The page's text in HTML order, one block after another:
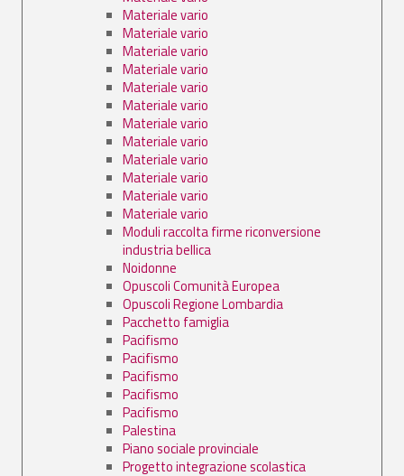
Materiale vario
Materiale vario
Materiale vario
Materiale vario
Materiale vario
Materiale vario
Materiale vario
Materiale vario
Materiale vario
Materiale vario
Materiale vario
Materiale vario
Moduli raccolta firme riconversione
industria bellica
Noidonne
Opuscoli Comunità Europea
Opuscoli Regione Lombardia
Pacchetto famiglia
Pacifismo
Pacifismo
Pacifismo
Pacifismo
Pacifismo
Palestina
Piano sociale provinciale
Progetto integrazione scolastica